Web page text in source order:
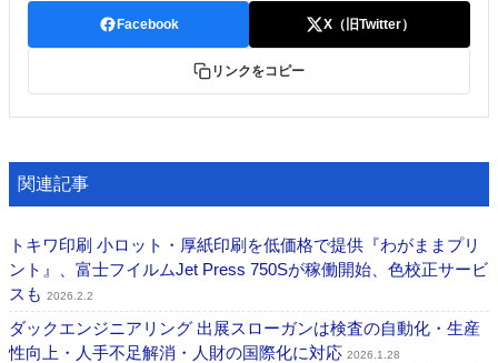
Facebook X（旧Twitter）
リンクをコピー
関連記事
トキワ印刷 小ロット・厚紙印刷を低価格で提供『わがままプリ
ント』、富士フイルムJet Press 750Sが稼働開始、色校正サービ
スも 2026.2.2
ダックエンジニアリング 出展スローガンは検査の自動化・生産
性向上・人手不足解消・人財の国際化に対応 2026.1.28